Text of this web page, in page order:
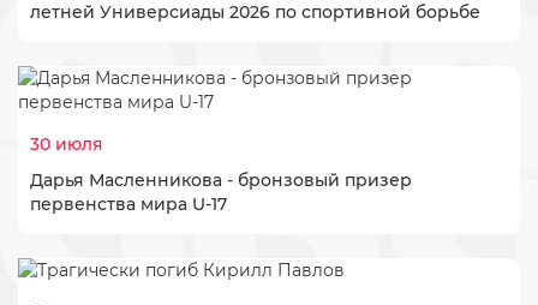
летней Универсиады 2026 по спортивной борьбе
30 июля
Дарья Масленникова - бронзовый призер
первенства мира U-17